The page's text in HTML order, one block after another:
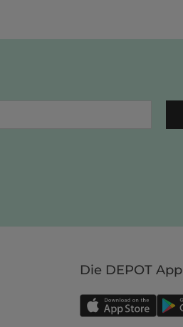
Die DEPOT App